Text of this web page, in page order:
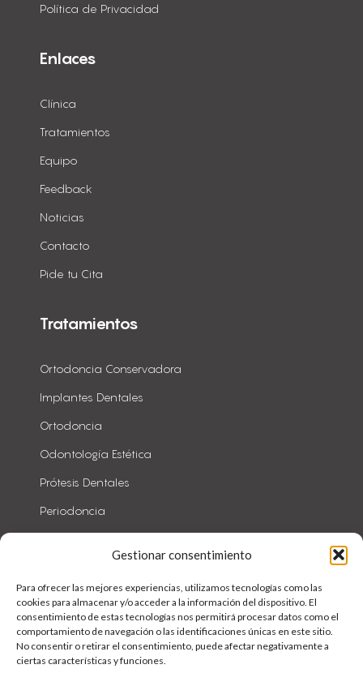
Gestionar consentimiento
Para ofrecer las mejores experiencias, utilizamos tecnologías como las
cookies para almacenar y/o acceder a la información del dispositivo. El
consentimiento de estas tecnologías nos permitirá procesar datos como el
comportamiento de navegación o las identificaciones únicas en este sitio.
No consentir o retirar el consentimiento, puede afectar negativamente a
ciertas características y funciones.
Política de Privacidad
Enlaces
Clínica
Tratamientos
Equipo
Feedback
Noticias
Contacto
Pide tu Cita
Tratamientos
Ortodoncia Conservadora
Implantes Dentales
Ortodoncia
Odontología Estética
Prótesis Dentales
Periodoncia